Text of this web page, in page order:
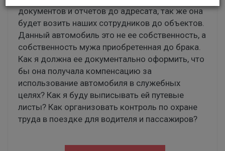
документов и отчетов до адресата, так же она
будет возить наших сотрудников до объектов.
Данный автомобиль это не ее собственность, а
собственность мужа приобретенная до брака.
Как я должна ее документально оформить, что
бы она получала компенсацию за
использование автомобиля в служебных
целях? Как я буду выписывать ей путевые
листы? Как организовать контроль по охране
труда в поездке для водителя и пассажиров?